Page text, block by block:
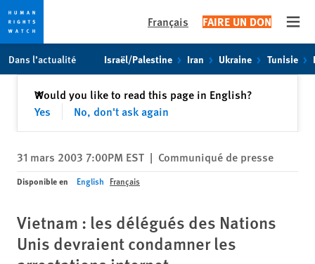
toto
content
Français FAIRE UN DON
Dans l’actualité Israël/Palestine Iran Ukraine Tunisie
Would you like to read this page in English?
Yes
No, don't ask again
✕Fermer
31 mars 2003 7:00PM EST | Communiqué de presse
Disponible en English Français
Vietnam : les délégués des Nations
Unis devraient condamner les